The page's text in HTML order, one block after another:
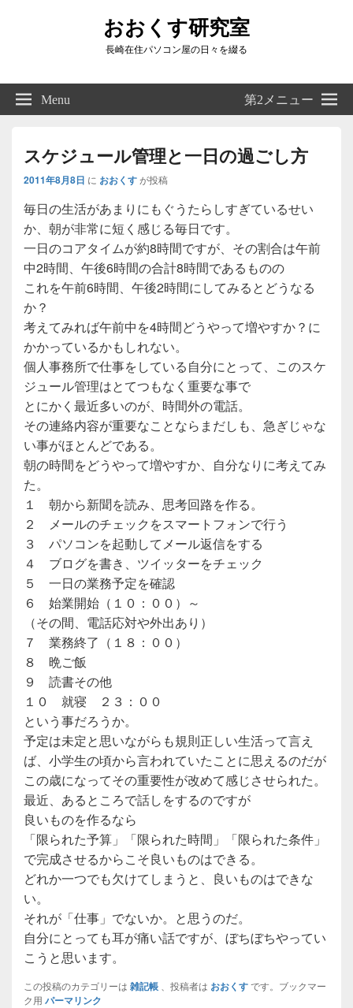
おおくす研究室
長崎在住パソコン屋の日々を綴る
Right
Sidebar
Widget
Menu 第2メニュー
スケジュール管理と一日の過ごし方
2011年8月8日 に おおくすが投稿
毎日の生活があまりにもぐうたらしすぎているせい
か、朝が非常に短く感じる毎日です。
一日のコアタイムが約8時間ですが、その割合は午前
中2時間、午後6時間の合計8時間であるものの
これを午前6時間、午後2時間にしてみるとどうなる
か？
考えてみれば午前中を4時間どうやって増やすか？に
かかっているかもしれない。
個人事務所で仕事をしている自分にとって、このスケ
ジュール管理はとてつもなく重要な事で
とにかく最近多いのが、時間外の電話。
その連絡内容が重要なことならまだしも、急ぎじゃな
い事がほとんどである。
朝の時間をどうやって増やすか、自分なりに考えてみ
た。
１ 朝から新聞を読み、思考回路を作る。
２ メールのチェックをスマートフォンで行う
３ パソコンを起動してメール返信をする
４ ブログを書き、ツイッターをチェック
５ 一日の業務予定を確認
６ 始業開始（１０：００）～
（その間、電話応対や外出あり）
７ 業務終了（１８：００）
８ 晩ご飯
９ 読書その他
１０ 就寝 ２３：００
という事だろうか。
予定は未定と思いながらも規則正しい生活って言え
ば、小学生の頃から言われていたことに思えるのだが
この歳になってその重要性が改めて感じさせられた。
最近、あるところで話しをするのですが
良いものを作るなら
「限られた予算」「限られた時間」「限られた条件」
で完成させるからこそ良いものはできる。
どれか一つでも欠けてしまうと、良いものはできな
い。
それが「仕事」でないか。と思うのだ。
自分にとっても耳が痛い話ですが、ぼちぼちやってい
こうと思います。
この投稿のカテゴリーは 雑記帳 、投稿者は おおくすです。ブックマー
ク用 パーマリンク